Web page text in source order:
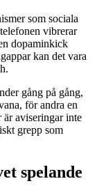
som sociala
vibrerar
dopaminkick
kan det vara
gång på gång,
för andra en
är aviseringar inte
grepp som
spelande